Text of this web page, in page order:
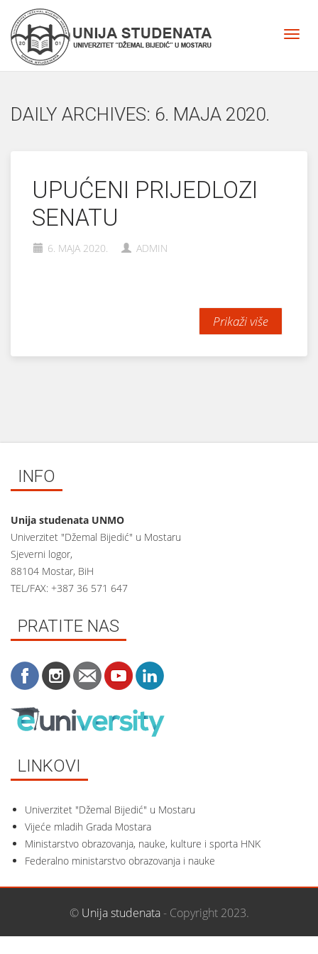
DAILY ARCHIVES: 6. MAJA 2020.
UPUĆENI PRIJEDLOZI
SENATU
6. MAJA 2020. ADMIN
Prikaži više
INFO
Unija studenata UNMO
Univerzitet "Džemal Bijedić" u Mostaru
Sjeverni logor,
88104 Mostar, BiH
TEL/FAX: +387 36 571 647
PRATITE NAS
LINKOVI
Univerzitet "Džemal Bijedić" u Mostaru
Vijeće mladih Grada Mostara
Ministarstvo obrazovanja, nauke, kulture i sporta HNK
Federalno ministarstvo obrazovanja i nauke
© Unija studenata- Copyright 2023.